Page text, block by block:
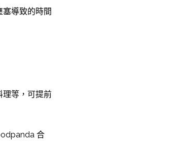
塞導致的時間
理等，可提前
合